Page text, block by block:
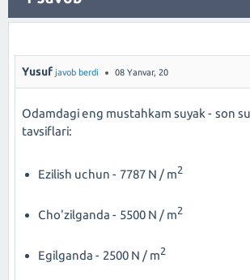
Yusuf javob berdi 08 Yanvar, 20
Odamdagi eng mustahkam suyak - son
tavsiflari:
Ezilish uchun - 7787 N / m2
Cho'zilganda - 5500 N / m2
Egilganda - 2500 N / m2